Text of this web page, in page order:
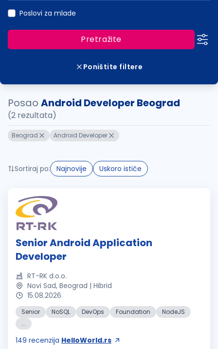
Poslovi za mlade
Pretražite
Poništite filtere
Posao Android Developer Beograd
(2 rezultata)
Beograd Android Developer
Sortiraj po: Najnovije Uskoro ističe
Senior Android Application
Developer
RT-RK d.o.o.
Novi Sad, Beograd | Hibrid
15.08.2026
Senior NoSQL DevOps Foundation
NodeJS
...
149 recenzija HelloWorld.rs